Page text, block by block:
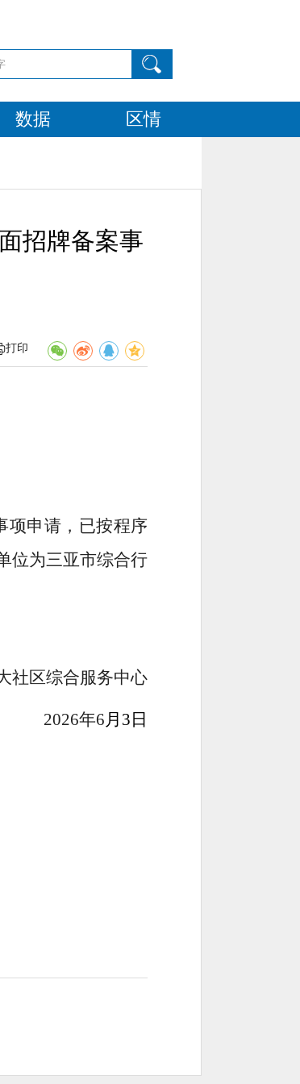
数据 区情
招牌备案事
打印
项申请，已按程序
位为三亚市综合行
社区综合服务中心
2026年6月3日